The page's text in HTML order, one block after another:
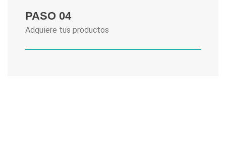
PASO 04
Adquiere tus productos